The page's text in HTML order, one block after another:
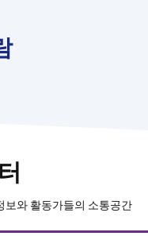
보와 활동가들의 소통공간